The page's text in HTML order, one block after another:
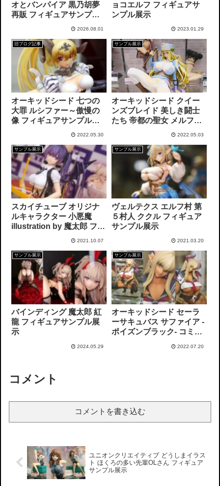
オとバンパイア 黒乃胡夢
再販 フィギュアサンプル
2026.08.01
ョコエルフ フィギュアサ
ンプル展示
2023.01.29
旧ブログ記事
オーキッドシード 七つの
大罪 ルシファー～傲慢の
像 フィギュアサンプル展
2022.05.30
サンプル展示
オーキッドシード クイー
ンズブレイド 美しき闘士
たち 帝都の聖女 メルファ
2022.05.03
サンプル展示
スカイチューブ オリジナ
ルキャラクター 小悪魔
illustration by 魔太郎 フィ
2021.10.07
サンプル展示
ヴェルテクス エルフ村 第
５村人 ククル フィギュア
サンプル展示
2021.03.20
サンプル展示
バインディング 魔太郎 紅
龍 フィギュアサンプル展
示
2024.05.29
サンプル展示
オーキッドシード セーラ
ーサキュバス サファイア -
ポイズンブラック- コミッ
Cover GAL designed by
2022.07.20
コメント
コメントを書き込む
ユニオンクリエイティブ どうしまイラス
ト ほくろの多い先輩OLさん フィギュア
サンプル展示